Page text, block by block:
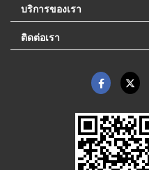
บริการของเรา
ติดต่อเรา